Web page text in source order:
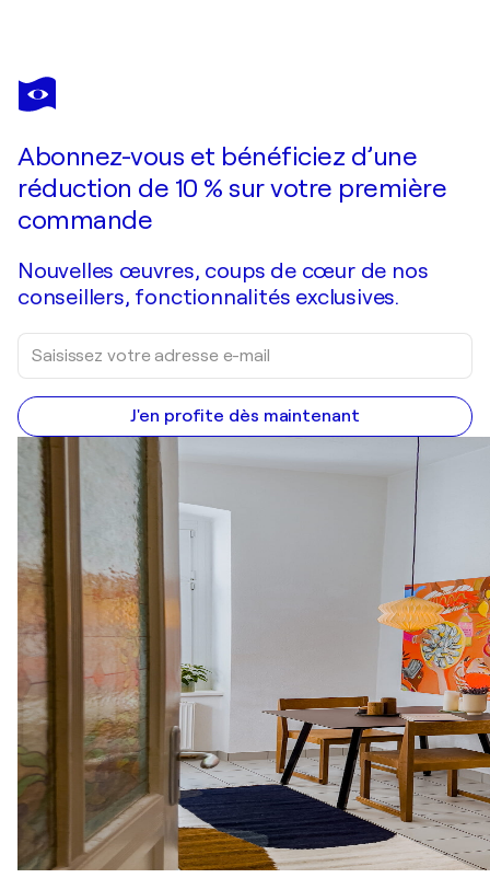
MARTTA GARCÍA RAMO
Binary Culture II
Abonnez-vous et bénéficiez d’une
réduction de 10 % sur votre première
commande
Nouvelles œuvres, coups de cœur de nos
conseillers, fonctionnalités exclusives.
J'en profite dès maintenant